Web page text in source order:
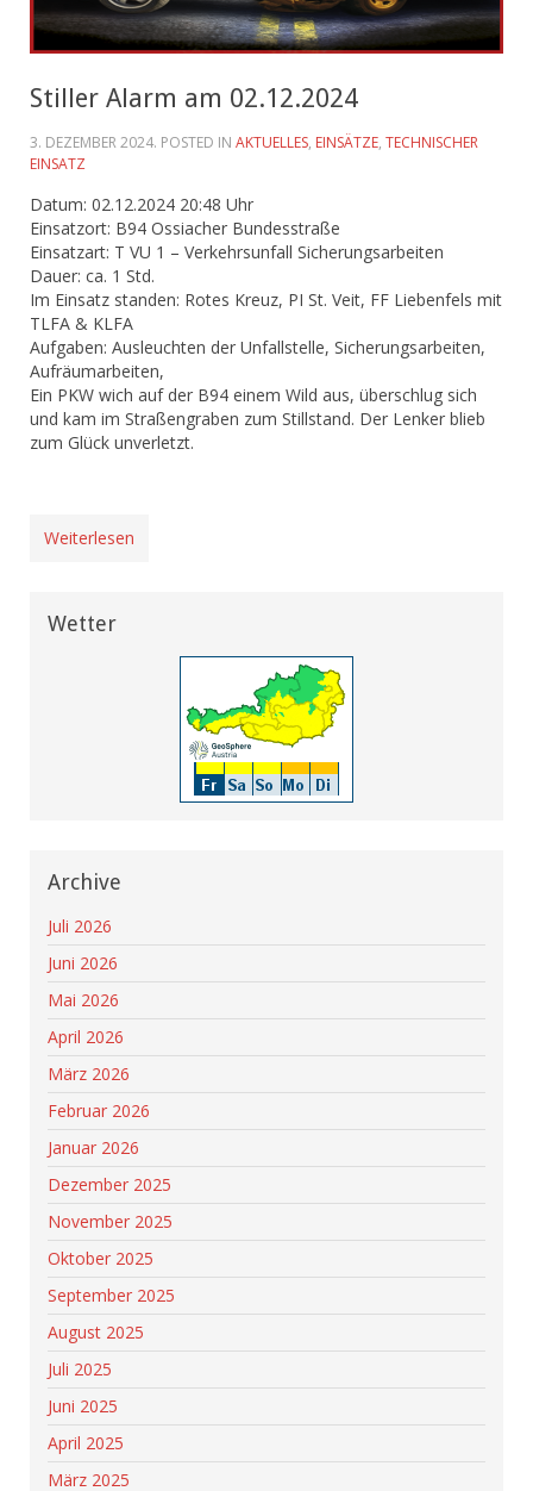
Stiller Alarm am 02.12.2024
3. DEZEMBER 2024. POSTED IN AKTUELLES, EINSÄTZE, TECHNISCHER
EINSATZ
Datum: 02.12.2024 20:48 Uhr
Einsatzort: B94 Ossiacher Bundesstraße
Einsatzart: T VU 1 – Verkehrsunfall Sicherungsarbeiten
Dauer: ca. 1 Std.
Im Einsatz standen: Rotes Kreuz, PI St. Veit, FF Liebenfels mit
TLFA & KLFA
Aufgaben: Ausleuchten der Unfallstelle, Sicherungsarbeiten,
Aufräumarbeiten,
Ein PKW wich auf der B94 einem Wild aus, überschlug sich
und kam im Straßengraben zum Stillstand. Der Lenker blieb
zum Glück unverletzt.
Weiterlesen
Wetter
Archive
Juli 2026
Juni 2026
Mai 2026
April 2026
März 2026
Februar 2026
Januar 2026
Dezember 2025
November 2025
Oktober 2025
September 2025
August 2025
Juli 2025
Juni 2025
April 2025
März 2025